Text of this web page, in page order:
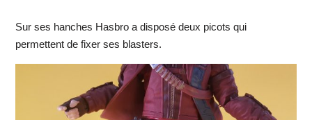
Sur ses hanches Hasbro a disposé deux picots qui
permettent de fixer ses blasters.